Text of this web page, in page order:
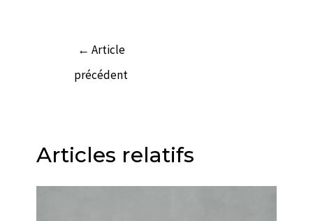
← Article
précédent
Articles relatifs